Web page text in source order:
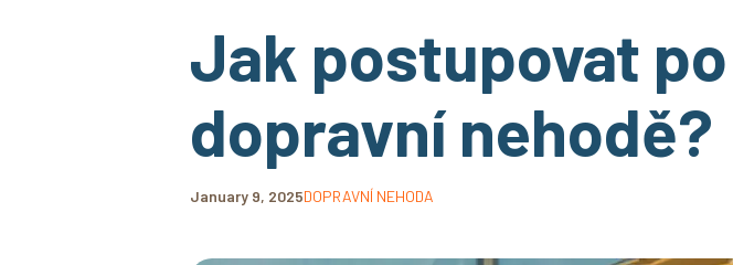
Jak postupovat po
dopravní nehodě?
January 9, 2025DOPRAVNÍ NEHODA